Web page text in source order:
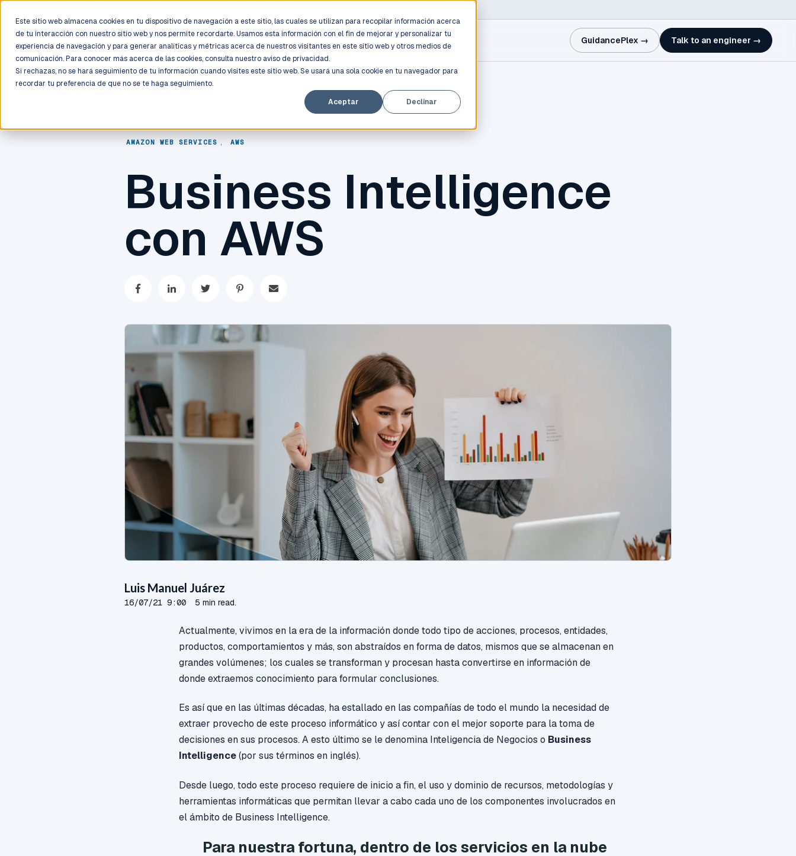
Este sitio web almacena cookies en tu dispositivo de navegación a este sitio, las cuales se utilizan para recopilar información acerca
de tu interacción con nuestro sitio web y nos permite recordarte. Usamos esta información con el fin de mejorar y personalizar tu
experiencia de navegación y para generar analíticas y métricas acerca de nuestros visitantes en este sitio web y otros medios de
comunicación. Para conocer más acerca de las cookies, consulta nuestro aviso de privacidad.
Si rechazas, no se hará seguimiento de tu información cuando visites este sitio web. Se usará una sola cookie en tu navegador para
recordar tu preferencia de que no se te haga seguimiento.
Aceptar
Declinar
Process GuidancePlex → Talk to an engineer →
AMAZON WEB SERVICES AWS
Business Intelligence
con AWS
Luis Manuel Juárez
16/07/21 9:00 5 min read.
Actualmente, vivimos en la era de la información donde todo tipo de acciones, procesos, entidades,
productos, comportamientos y más, son abstraídos en forma de datos, mismos que se almacenan en
grandes volúmenes; los cuales se transforman y procesan hasta convertirse en información de
donde extraemos conocimiento para formular conclusiones.
Es así que en las últimas décadas, ha estallado en las compañías de todo el mundo la necesidad de
extraer provecho de este proceso informático y así contar con el mejor soporte para la toma de
decisiones en sus procesos. A esto último se le denomina Inteligencia de Negocios o Business
Intelligence(por sus términos en inglés).
Desde luego, todo este proceso requiere de inicio a fin, el uso y dominio de recursos, metodologías y
herramientas informáticas que permitan llevar a cabo cada uno de los componentes involucrados en
el ámbito de Business Intelligence.
Para nuestra fortuna, dentro de los servicios en la nube